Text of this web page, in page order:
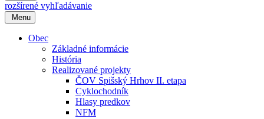
rozšírené vyhľadávanie
Menu
Obec
Základné informácie
História
Realizované projekty
ČOV Spišský Hrhov II. etapa
Cyklochodník
Hlasy predkov
NFM